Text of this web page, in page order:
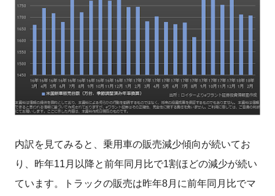
内訳を見てみると、乗用車の販売減少傾向が続いてお
り、昨年11月以降と前年同月比で1割ほどの減少が続い
ています。トラックの販売は昨年8月に前年同月比でマ